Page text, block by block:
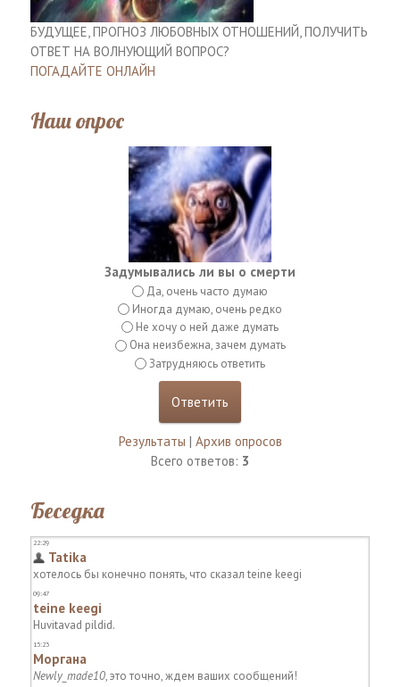
БУДУЩЕЕ, ПРОГНОЗ ЛЮБОВНЫХ ОТНОШЕНИЙ, ПОЛУЧИТЬ
ОТВЕТ НА ВОЛНУЮЩИЙ ВОПРОС?
ПОГАДАЙТЕ ОНЛАЙН
Наш опрос
Задумывались ли вы о смерти
Да, очень часто думаю
Иногда думаю, очень редко
Не хочу о ней даже думать
Она неизбежна, зачем думать
Затрудняюсь ответить
Результаты | Архив опросов
Всего ответов: 3
Беседка